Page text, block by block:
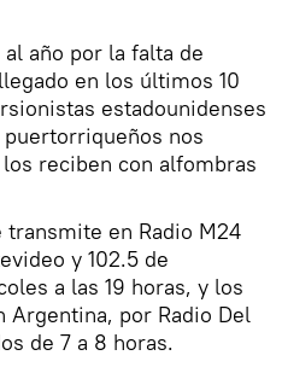
año por la falta de
en los últimos 10
estadounidenses
nos
reciben con alfombras
en Radio M24
y 102.5 de
a las 19 horas, y los
Argentina, por Radio Del
de 7 a 8 horas.